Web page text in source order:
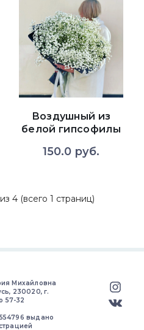
Воздушный из
белой гипсофилы
150.0 руб.
4 (всего 1 страниц)
Михайловна
230020, г.
57-32
выдано